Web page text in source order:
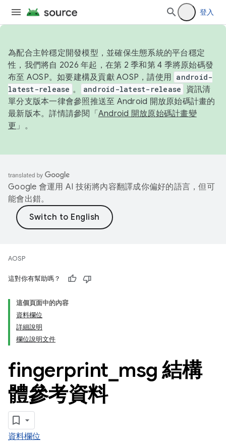
登入
為配合主幹穩定開發模型，並確保生態系統的平台穩定
性，我們將自 2026 年起，在第 2 季和第 4 季將原始碼發
布至 AOSP。如要建構及貢獻 AOSP，請使用 android-
latest-release 。 android-latest-release
資訊清
單分支版本一律會參照推送至 Android 開放原始碼計畫的
最新版本。詳情請參閱「 Android 開放原始碼計畫變
更 」。
Google 會運用 AI 技術將內容翻譯成你偏好的語言，但可
能會出錯。
AOSP
這對你有幫助嗎？
這個頁面中的內容
資料欄位
詳細說明
欄位說明文件
fingerprint msg 結構
體參考資料
資料欄位